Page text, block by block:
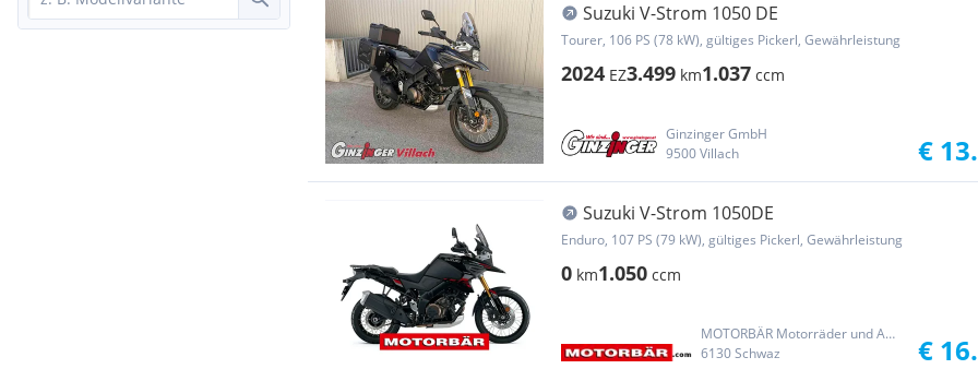
Suzuki V-Strom 1050 DE
Tourer, 106 PS (78 kW), gültiges Pickerl, Gewährleistung
2024 EZ3.499 km1.037 ccm
Ginzinger GmbH
9500 Villach
€
Suzuki V-Strom 1050DE
Enduro, 107 PS (79 kW), gültiges Pickerl, Gewährleistung
0 km1.050 ccm
MOTORBÄR Motorräder und Automobile Handelsgesellschaft m.b.H.
6130 Schwaz
€